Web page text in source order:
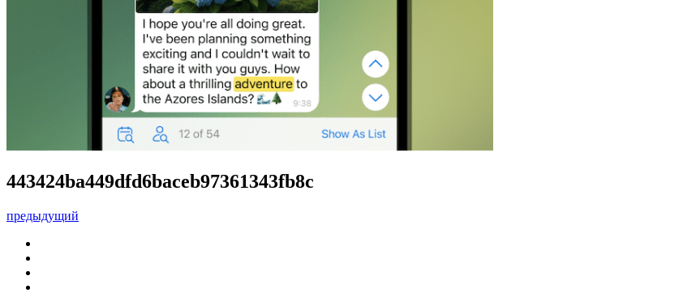
443424ba449dfd6baceb97361343fb8c
предыдущий